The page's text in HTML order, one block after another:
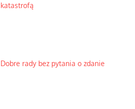
katastrofą
Dobre rady bez pytania o zdanie